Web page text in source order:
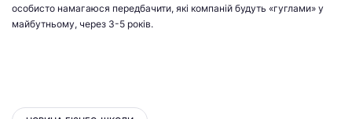
особисто намагаюся передбачити, які компаній будуть «гуглами» у
майбутньому, через 3-5 років.